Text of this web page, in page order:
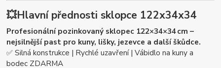
💥Hlavní přednosti sklopce 122x34x34
Profesionální pozinkovaný sklopec 122×34×34 cm –
nejsilnější past pro kuny, lišky, jezevce a další škůdce.
✅ Silná konstrukce | Rychlé uzavření | Vábidlo na kuny a
bodec ZDARMA